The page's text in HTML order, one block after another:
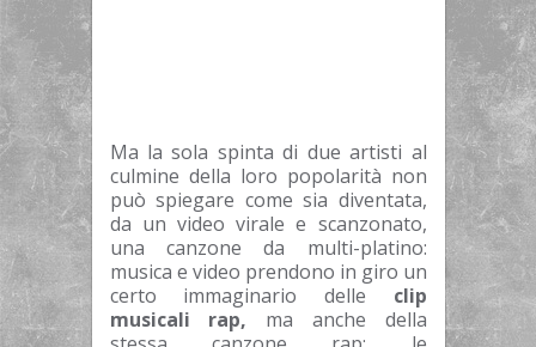
Ma la sola spinta di due artisti al
culmine della loro popolarità non
può spiegare come sia diventata,
da un video virale e scanzonato,
una canzone da multi-platino:
musica e video prendono in giro un
certo immaginario delle clip
musicali rap, ma anche della